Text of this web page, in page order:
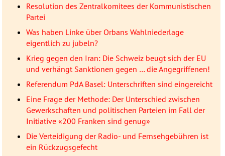
Resolution des Zentralkomitees der Kommunistischen
Partei
Was haben Linke über Orbans Wahlniederlage
eigentlich zu jubeln?
Krieg gegen den Iran: Die Schweiz beugt sich der EU
und verhängt Sanktionen gegen … die Angegriffenen!
Referendum PdA Basel: Unterschriften sind eingereicht
Eine Frage der Methode: Der Unterschied zwischen
Gewerkschaften und politischen Parteien im Fall der
Initiative «200 Franken sind genug»
Die Verteidigung der Radio- und Fernsehgebühren ist
ein Rückzugsgefecht